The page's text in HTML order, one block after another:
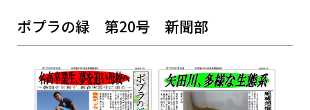
ポプラの緑 第20号 新聞部